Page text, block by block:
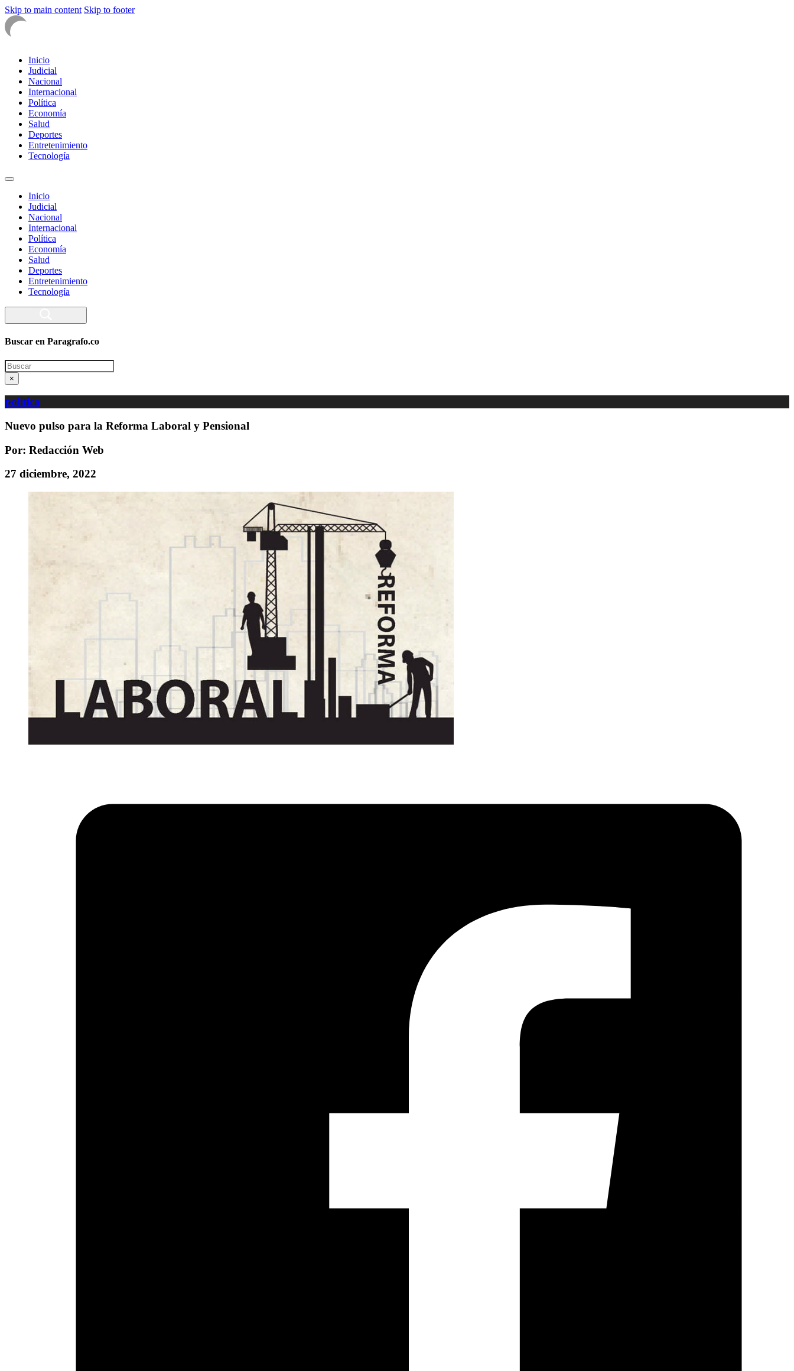
Skip to main content Skip to footer
Inicio
Judicial
Nacional
Internacional
Política
Economía
Salud
Deportes
Entretenimiento
Tecnología
Inicio
Judicial
Nacional
Internacional
Política
Economía
Salud
Deportes
Entretenimiento
Tecnología
Buscar en Paragrafo.co
Search
×
política
Nuevo pulso para la Reforma Laboral y Pensional
Por: Redacción Web
27 diciembre, 2022